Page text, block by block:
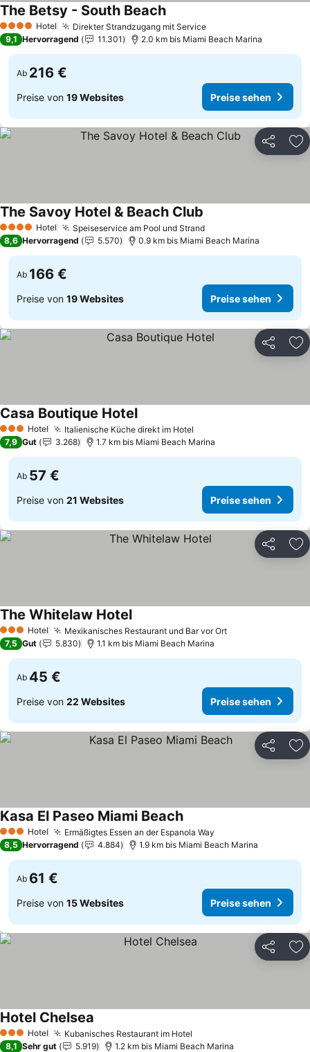
4 Sterne Hotel Direkter Strandzugang mit ServicePreise sehen
The Betsy - South BeachPreise sehen
9,1 Hervorragend 11.301 2.0 km bis Miami Beach Marina
Ab 216 €
Preise von 19 Websites Preise sehen
Teilen
4 Sterne Hotel Speiseservice am Pool und StrandPreise sehen
The Savoy Hotel & Beach Club
8,6 Hervorragend 5.570 0.9 km bis Miami Beach Marina
Ab 166 €
Preise von 19 Websites Preise sehen
Teilen
3 SterneHotel Italienische Küche direkt im Hotel
Casa Boutique HotelPreise sehen
7,9 Gut 3.268 1.7 km bis Miami Beach Marina
Ab 57 €
Preise von 21 Websites Preise sehen
Teilen
3 SterneHotel Mexikanisches Restaurant und Bar vor OrtPreise sehen
The Whitelaw HotelPreise sehen
7,5 Gut 5.830 1.1 km bis Miami Beach Marina
Ab 45 €
Preise von 22 Websites Preise sehen
Teilen
3 SterneHotel Ermäßigtes Essen an der Espanola Way
Kasa El Paseo Miami BeachPreise sehen
8,5 Hervorragend 4.884 1.9 km bis Miami Beach Marina
Ab 61 €
Preise von 15 Websites Preise sehen
Teilen
3 SterneHotel Kubanisches Restaurant im Hotel
Hotel Chelsea
8,1 Sehr gut 5.919 1.2 km bis Miami Beach Marina